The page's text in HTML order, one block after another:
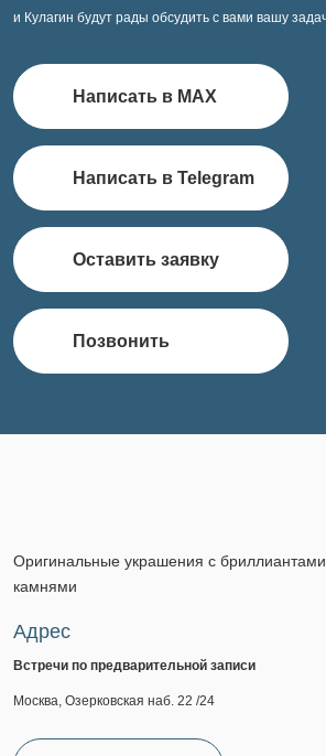
и Кулагин будут рады обсудить с вами вашу
Написать в MAX
Написать в Telegram
Оставить заявку
Позвонить
Оригинальные украшения с
камнями
Адрес
Встречи по предварительной записи
Москва, Озерковская наб. 22 /24